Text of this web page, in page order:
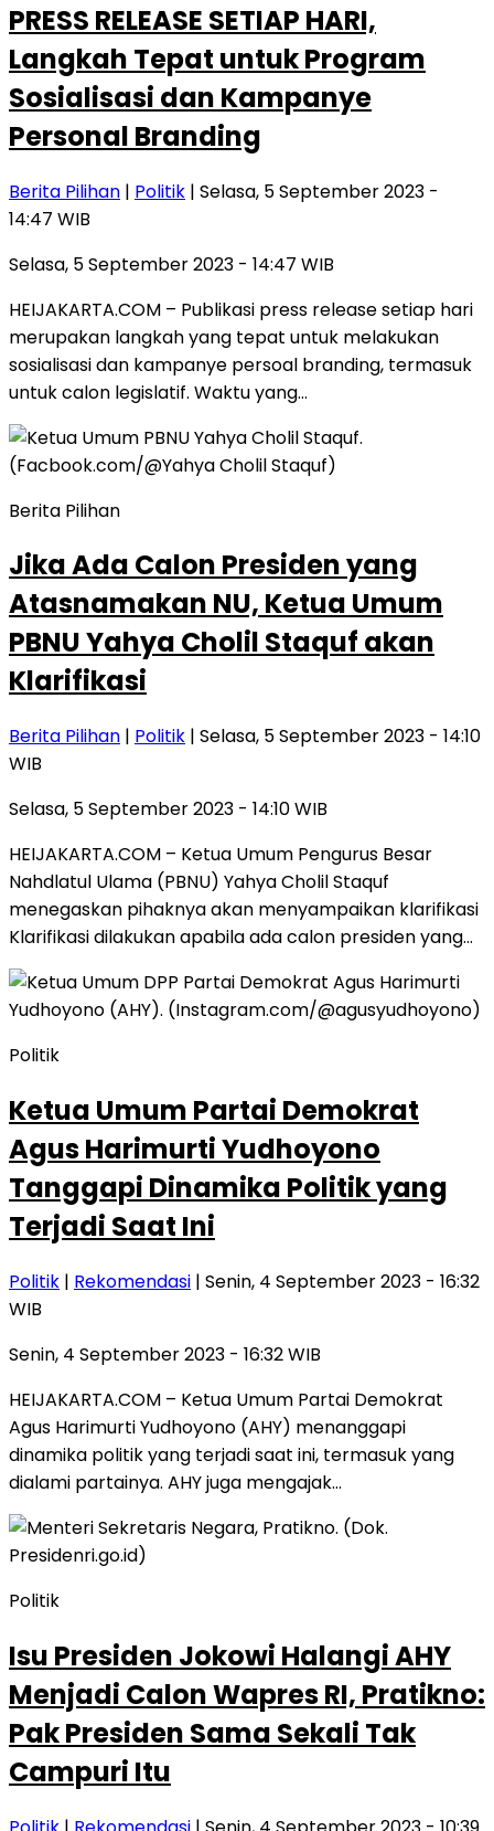
PRESS RELEASE SETIAP HARI,
Langkah Tepat untuk Program
Sosialisasi dan Kampanye
Personal Branding
Berita Pilihan | Politik | Selasa, 5 September 2023 -
14:47 WIB
Selasa, 5 September 2023 - 14:47 WIB
HEIJAKARTA.COM – Publikasi press release setiap hari
merupakan langkah yang tepat untuk melakukan
sosialisasi dan kampanye persoal branding, termasuk
untuk calon legislatif. Waktu yang…
Berita Pilihan
Jika Ada Calon Presiden yang
Atasnamakan NU, Ketua Umum
PBNU Yahya Cholil Staquf akan
Klarifikasi
Berita Pilihan | Politik | Selasa, 5 September 2023 - 14:10
WIB
Selasa, 5 September 2023 - 14:10 WIB
HEIJAKARTA.COM – Ketua Umum Pengurus Besar
Nahdlatul Ulama (PBNU) Yahya Cholil Staquf
menegaskan pihaknya akan menyampaikan klarifikasi
Klarifikasi dilakukan apabila ada calon presiden yang…
Politik
Ketua Umum Partai Demokrat
Agus Harimurti Yudhoyono
Tanggapi Dinamika Politik yang
Terjadi Saat Ini
Politik | Rekomendasi | Senin, 4 September 2023 - 16:32
WIB
Senin, 4 September 2023 - 16:32 WIB
HEIJAKARTA.COM – Ketua Umum Partai Demokrat
Agus Harimurti Yudhoyono (AHY) menanggapi
dinamika politik yang terjadi saat ini, termasuk yang
dialami partainya. AHY juga mengajak…
Politik
Isu Presiden Jokowi Halangi AHY
Menjadi Calon Wapres RI, Pratikno:
Pak Presiden Sama Sekali Tak
Campuri Itu